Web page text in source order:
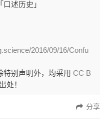
述历史」
2016/09/16/Confu
特别声明外，均采用CC B
处！
分享